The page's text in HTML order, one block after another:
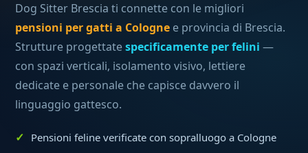
Dog Sitter Brescia ti connette con le migliori
pensioni per gatti a Cologne e provincia di Brescia.
Strutture progettatespecificamente per felini —
con spazi verticali, isolamento visivo, lettiere
dedicate e personale che capisce davvero il
linguaggio gattesco.
Pensioni feline verificate con sopralluogo a Cologne